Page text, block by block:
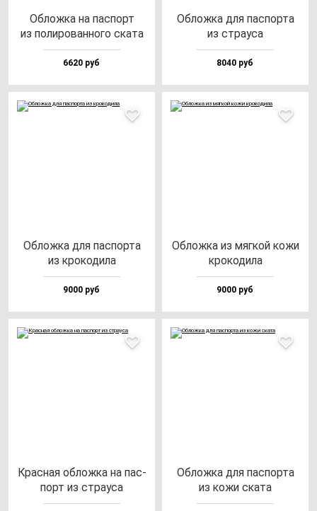
Облож­ка на пас­порт
из по­ли­ро­ван­но­го ска­та
6620 руб
Облож­ка для пас­пор­та
из стра­уса
8040 руб
Облож­ка для пас­пор­та
из кро­ко­ди­ла
9000 руб
Облож­ка из мяг­кой ко­жи
кро­ко­ди­ла
9000 руб
Крас­ная об­лож­ка на пас­
порт из стра­уса
Облож­ка для пас­пор­та
из ко­жи ска­та